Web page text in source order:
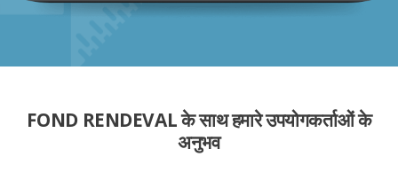
FOND RENDEVAL के साथ हमारे उपयोगकर्ताओं के
अनुभव